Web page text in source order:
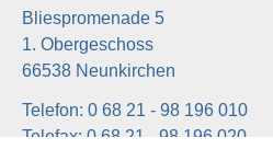
Bliespromenade 5
1. Obergeschoss
66538 Neunkirchen
Telefon: 0 68 21 - 98 196 010
Telefax: 0 68 21 - 98 196 020